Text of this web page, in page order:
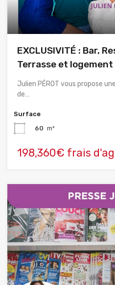
EXCLUSIVITÉ : Bar,
Terrasse et logement
Julien PÉROT vous propose
de…
Surface
60 m²
198,360€ frais